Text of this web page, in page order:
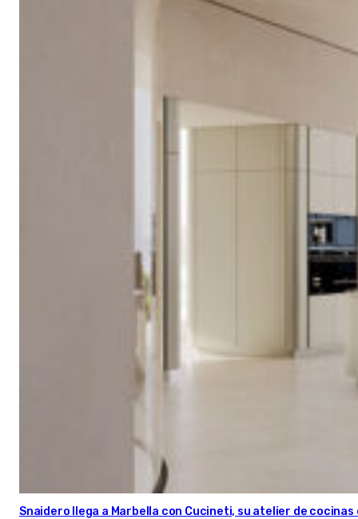
Snaidero llega a Marbella con Cucineti, su atelier de cocinas